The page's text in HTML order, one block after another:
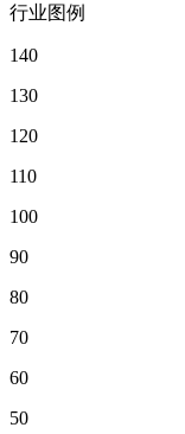
行业图例
140
130
120
110
100
90
80
70
60
50